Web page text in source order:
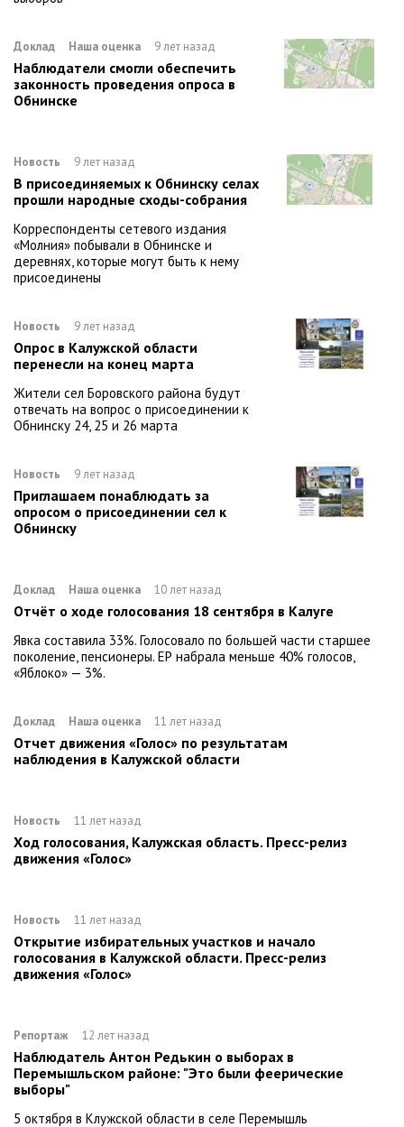
Доклад Наша оценка 9 лет назад
Наблюдатели смогли обеспечить
законность проведения опроса в
Обнинске
Новость 9 лет назад
В присоединяемых к Обнинску селах
прошли народные сходы-собрания
Корреспонденты сетевого издания
«Молния» побывали в Обнинске и
деревнях, которые могут быть к нему
присоединены
Новость 9 лет назад
Опрос в Калужской области
перенесли на конец марта
Жители сел Боровского района будут
отвечать на вопрос о присоединении к
Обнинску 24, 25 и 26 марта
Новость 9 лет назад
Приглашаем понаблюдать за
опросом о присоединении сел к
Обнинску
Доклад Наша оценка 10 лет назад
Отчёт о ходе голосования 18 сентября в Калуге
Явка составила 33%. Голосовало по большей части старшее
поколение, пенсионеры. ЕР набрала меньше 40% голосов,
«Яблоко» — 3%.
Доклад Наша оценка 11 лет назад
Отчет движения «Голос» по результатам
наблюдения в Калужской области
Новость 11 лет назад
Ход голосования, Калужская область. Пресс-релиз
движения «Голос»
Новость 11 лет назад
Открытие избирательных участков и начало
голосования в Калужской области. Пресс-релиз
движения «Голос»
Репортаж 12 лет назад
Наблюдатель Антон Редькин о выборах в
Перемышльском районе: "Это были феерические
выборы"
5 октября в Клужской области в селе Перемышль